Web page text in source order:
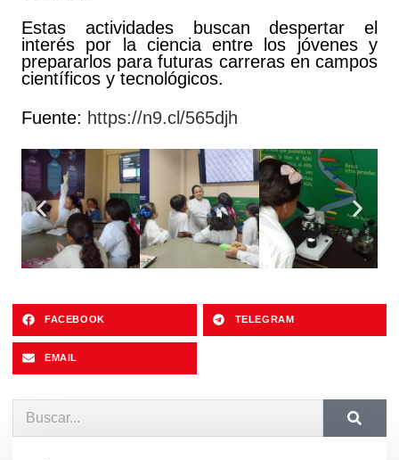
Estas actividades buscan despertar el
interés por la ciencia entre los jóvenes y
prepararlos para futuras carreras en campos
científicos y tecnológicos.
Fuente: https://n9.cl/565djh
FACEBOOK TELEGRAM
EMAIL